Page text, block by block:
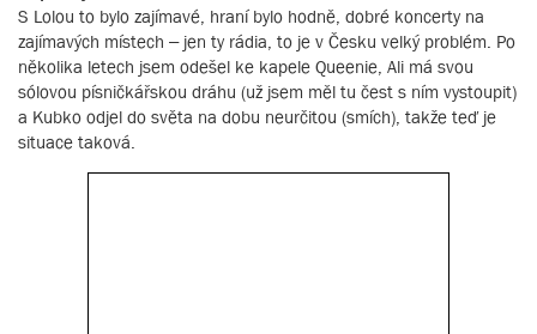
S Lolou to bylo zajímavé, hraní bylo hodně, dobré koncerty na
zajímavých místech – jen ty rádia, to je v Česku velký problém. Po
několika letech jsem odešel ke kapele Queenie, Ali má svou
sólovou písničkářskou dráhu (už jsem měl tu čest s ním vystoupit)
a Kubko odjel do světa na dobu neurčitou (smích), takže teď je
situace taková.